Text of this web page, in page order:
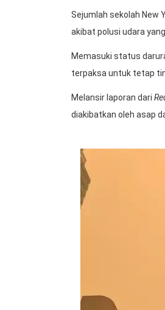
Sejumlah sekolah New
akibat polusi udara
Memasuki status
terpaksa untuk tetap
Melansir laporan dari
diakibatkan oleh asap